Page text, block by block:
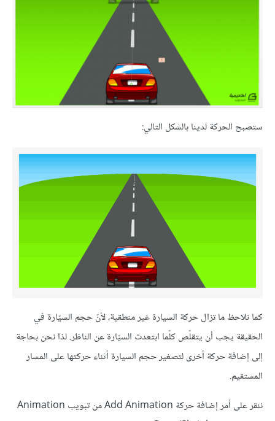
ستصبح الحركة لدينا بالشكل التالي:
كما نلاحظ ما تزال حركة السيارة غير منطقية، لأنّ حجم السيّارة في
الحقيقة يجب أن يتقلّص كلّما ابتعدت السيّارة عن الناظر. لذا نحن بحاجة
إلى إضافة حركة أخرى لتصغير حجم السيارة أثناء حركتها على المسار
المستقيم.
ننقر على أمر إضافة حركة Add Animation من تبويب Animation